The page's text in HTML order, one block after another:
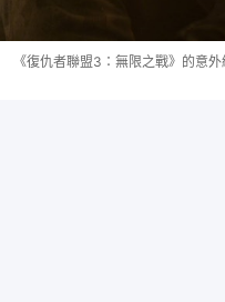
《復仇者聯盟3：無限之戰》的意